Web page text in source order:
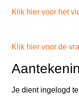
Klik hier voor het
Klik hier voor de
Je dient ingelogd